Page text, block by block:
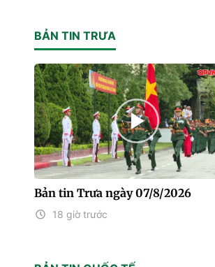
BẢN TIN TRƯA
Bản tin Trưa ngày 07/8/2026
18 giờ trước